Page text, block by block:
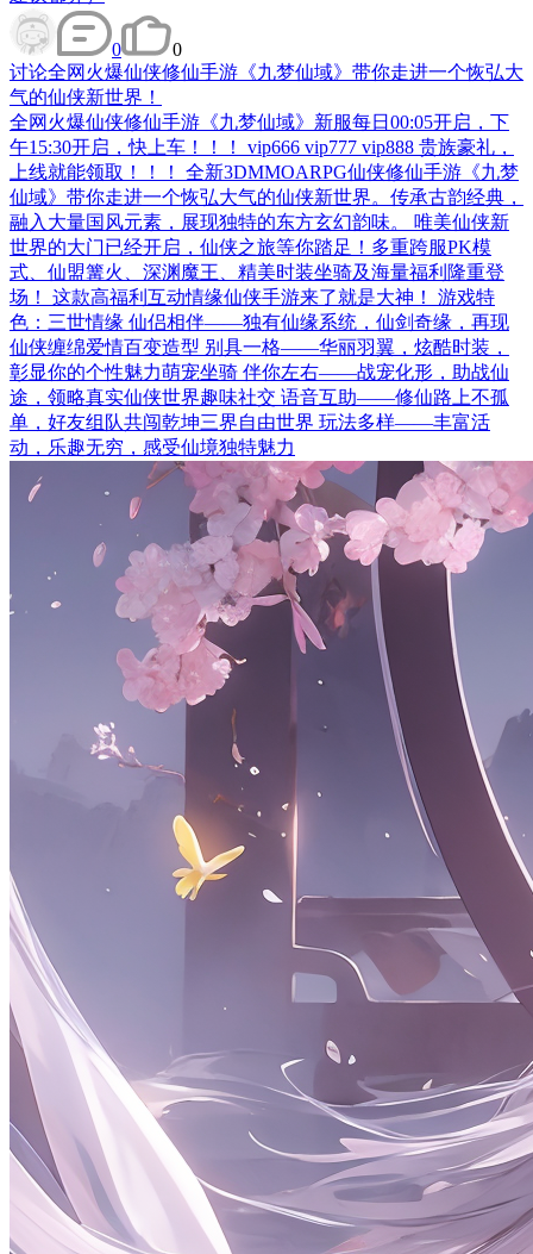
0
0
讨论全网火爆仙侠修仙手游《九梦仙域》带你走进一个恢弘大
气的仙侠新世界！
全网火爆仙侠修仙手游《九梦仙域》新服每日00:05开启，下
午15:30开启，快上车！！！ vip666 vip777 vip888 贵族豪礼，
上线就能领取！！！ 全新3DMMOARPG仙侠修仙手游《九梦
仙域》带你走进一个恢弘大气的仙侠新世界。传承古韵经典，
融入大量国风元素，展现独特的东方玄幻韵味。 唯美仙侠新
世界的大门已经开启，仙侠之旅等你踏足！多重跨服PK模
式、仙盟篝火、深渊魔王、精美时装坐骑及海量福利隆重登
场！ 这款高福利互动情缘仙侠手游来了就是大神！ 游戏特
色：三世情缘 仙侣相伴——独有仙缘系统，仙剑奇缘，再现
仙侠缠绵爱情百变造型 别具一格——华丽羽翼，炫酷时装，
彰显你的个性魅力萌宠坐骑 伴你左右——战宠化形，助战仙
途，领略真实仙侠世界趣味社交 语音互助——修仙路上不孤
单，好友组队共闯乾坤三界自由世界 玩法多样——丰富活
动，乐趣无穷，感受仙境独特魅力